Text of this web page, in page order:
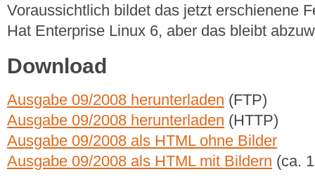
Voraussichtlich bildet das jetzt erschienene
Hat Enterprise Linux 6, aber das bleibt
Download
Ausgabe 09/2008 herunterladen (FTP)
Ausgabe 09/2008 herunterladen (HTTP)
Ausgabe 09/2008 als HTML ohne Bilder
Ausgabe 09/2008 als HTML mit Bildern (ca.